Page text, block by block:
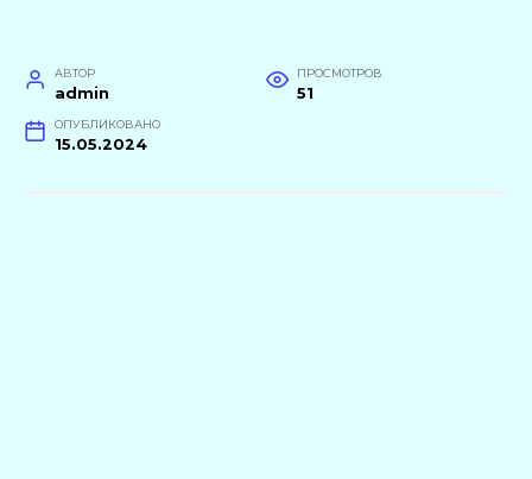
АВТОР
admin
ПРОСМОТРОВ
51
ОПУБЛИКОВАНО
15.05.2024